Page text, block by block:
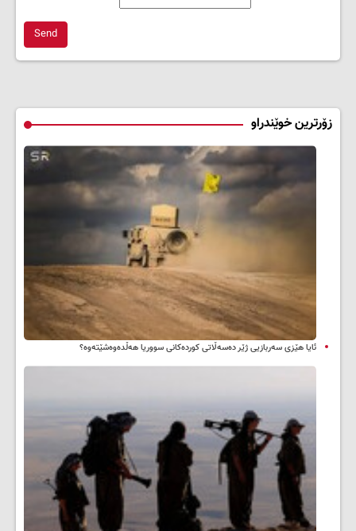
Send
زۆرترین خوێندراو
ئایا هێزی سەربازیی ژێر دەسەڵاتی کوردەکانی سووریا هەڵدەوەشێتەوە؟